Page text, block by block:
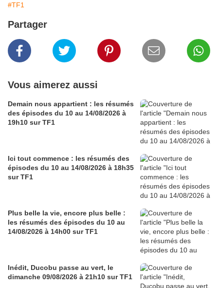
#TF1
Partager
Vous aimerez aussi
Demain nous appartient : les résumés
des épisodes du 10 au 14/08/2026 à
19h10 sur TF1
Ici tout commence : les résumés des
épisodes du 10 au 14/08/2026 à 18h35
sur TF1
Plus belle la vie, encore plus belle :
les résumés des épisodes du 10 au
14/08/2026 à 14h00 sur TF1
Inédit, Ducobu passe au vert, le
dimanche 09/08/2026 à 21h10 sur TF1